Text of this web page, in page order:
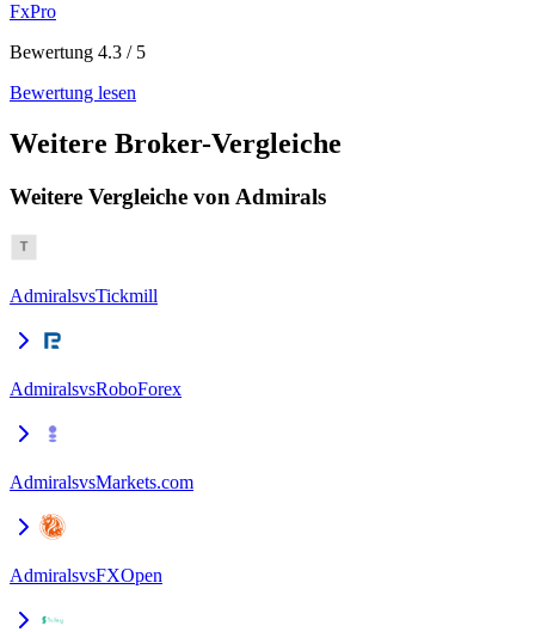
FxPro
Bewertung 4.3 / 5
Bewertung lesen
Weitere Broker-Vergleiche
Weitere Vergleiche von Admirals
AdmiralsvsTickmill
AdmiralsvsRoboForex
AdmiralsvsMarkets.com
AdmiralsvsFXOpen